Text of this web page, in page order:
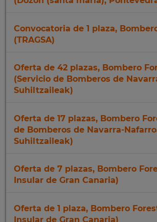
Convocatoria de 1 plaza,
(TRAGSA)
Oferta de 42 plazas, Bombero
(Servicio de Bomberos de
Suhiltzaileak)
Oferta de 17 plazas, Bombero
de Bomberos de Navarra-
Suhiltzaileak)
Oferta de 7 plazas, Bombero
Insular de Gran Canaria)
Oferta de 1 plaza, Bombero
Insular de Gran Canaria)